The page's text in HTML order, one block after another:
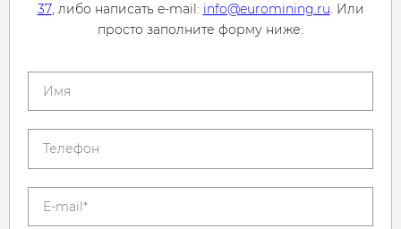
37, либо написать e-mail: info@euromining.ru. Или
просто заполните форму ниже: